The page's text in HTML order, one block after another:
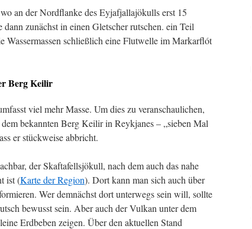
an der Nordflanke des Eyjafjallajökulls erst 15
zunächst in einen Gletscher rutschen. ein Teil
Wassermassen schließlich eine Flutwelle im Markarflót
Berg Keilir
viel mehr Masse. Um dies zu veranschaulichen,
bekannten Berg Keilir in Reykjanes – „sieben Mal
er stückweise abbricht.
der Skaftafellsjökull, nach dem auch das nahe
ist (Karte der Region). Dort kann man sich auch über
Wer demnächst dort unterwegs sein will, sollte
bewusst sein. Aber auch der Vulkan unter dem
Erdbeben zeigen. Über den aktuellen Stand